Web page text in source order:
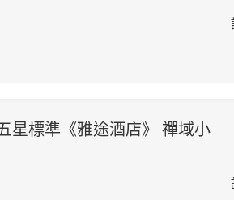
星標準《雅途酒店》 禪域小